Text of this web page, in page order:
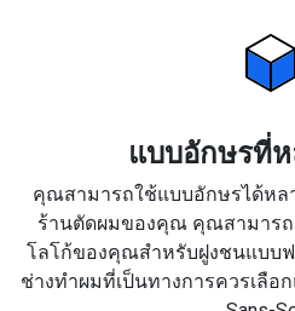
แบบอักษรที่
คุณสามารถใช้แบบอักษรได้หล
ร้านตัดผมของคุณ คุณสามาร
โลโก้ของคุณสำหรับฝูงชนแบบ
ช่างทำผมที่เป็นทางการควรเลื